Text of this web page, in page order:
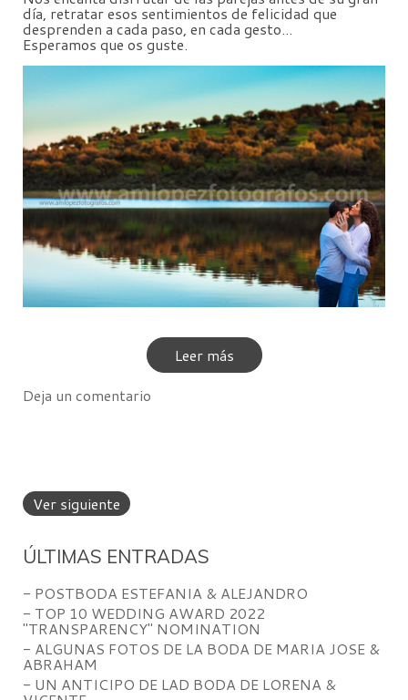
día, retratar esos sentimientos de felicidad que
desprenden a cada paso, en cada gesto...
Esperamos que os guste.
Leer más
Deja un comentario
Ver siguiente
ÚLTIMAS ENTRADAS
- POSTBODA ESTEFANIA & ALEJANDRO
- TOP 10 WEDDING AWARD 2022
"TRANSPARENCY" NOMINATION
- ALGUNAS FOTOS DE LA BODA DE MARIA JOSE &
ABRAHAM
- UN ANTICIPO DE LAD BODA DE LORENA &